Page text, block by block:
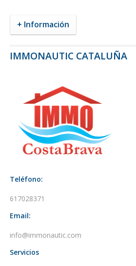
+ Información
IMMONAUTIC CATALUÑA
Teléfono:
617028371
Email:
info@immonautic.com
Servicios